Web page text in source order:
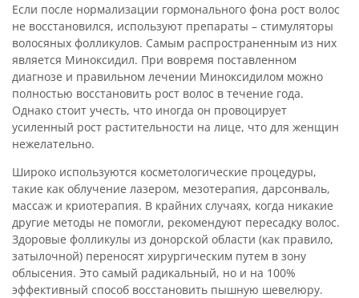
Если после нормализации гормонального фона рост волос
не восстановился, используют препараты – стимуляторы
волосяных фолликулов. Самым распространенным из них
является Миноксидил. При вовремя поставленном
диагнозе и правильном лечении Миноксидилом можно
полностью восстановить рост волос в течение года.
Однако стоит учесть, что иногда он провоцирует
усиленный рост растительности на лице, что для женщин
нежелательно.
Широко используются косметологические процедуры,
такие как облучение лазером, мезотерапия, дарсонваль,
массаж и криотерапия. В крайних случаях, когда никакие
другие методы не помогли, рекомендуют пересадку волос.
Здоровые фолликулы из донорской области (как правило,
затылочной) переносят хирургическим путем в зону
облысения. Это самый радикальный, но и на 100%
эффективный способ восстановить пышную шевелюру.